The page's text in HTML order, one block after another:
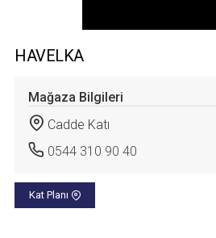
HAVELKA
Mağaza Bilgileri
Cadde Katı
0544 310 90 40
Kat Planı